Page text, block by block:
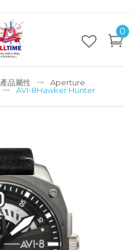
0
產品屬性
Aperture
AVI-8Hawker Hunter